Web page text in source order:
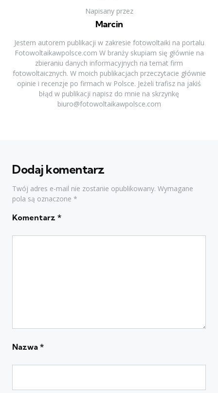
Napisany przez
Marcin
Jestem autorem publikacji w zakresie fotowoltaiki na portalu
Fotowoltaikawpolsce.com W branży skupiam się głównie na
zbieraniu danych informacyjnych na temat firm
fotowoltaicznych. W moich publikacjach przeczytacie głównie
opinie i recenzje po firmach w Polsce. Jeżeli trafisz na jakiś
błąd w publikacji napisz do mnie na skrzynkę
biuro@fotowoltaikawpolsce.com
Dodaj komentarz
Twój adres e-mail nie zostanie opublikowany. Wymagane
pola są oznaczone *
Komentarz *
Nazwa *